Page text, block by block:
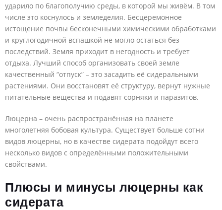
ударило по благополучию среды, в которой мы живём. В том
числе это коснулось и земледелия. Бесцеремонное
истощение почвы бесконечными химическими обработками
и круглогодичной вспашкой не могло остаться без
последствий. Земля приходит в негодность и требует
отдыха. Лучший способ организовать своей земле
качественный “отпуск” – это засадить её сидеральными
растениями. Они восстановят её структуру, вернут нужные
питательные вещества и подавят сорняки и паразитов.
Люцерна – очень распространённая на планете
многолетняя бобовая культура. Существует больше сотни
видов люцерны, но в качестве сидерата подойдут всего
несколько видов с определёнными положительными
свойствами.
Плюсы и минусы люцерны как
сидерата